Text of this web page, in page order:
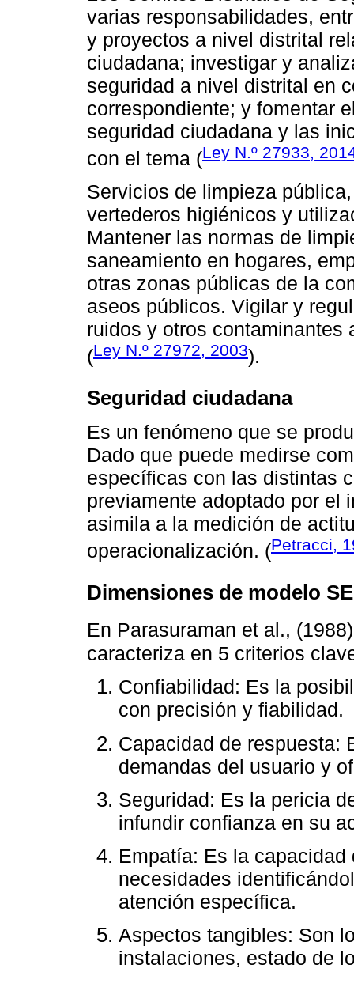
varias responsabilidades,
y proyectos a nivel distrital
ciudadana; investigar y
seguridad a nivel distrital en
correspondiente; y fomentar
seguridad ciudadana y las
con el tema (Ley N.º 27933,
Servicios de limpieza
vertederos higiénicos y
Mantener las normas de
saneamiento en hogares,
otras zonas públicas de la
aseos públicos. Vigilar y
ruidos y otros contaminantes
(Ley N.º 27972, 2003).
Seguridad ciudadana
Es un fenómeno que se
Dado que puede medirse
específicas con las distintas
previamente adoptado por el
asimila a la medición de
operacionalización. (Petracci,
Dimensiones de modelo
En Parasuraman et al.,
caracteriza en 5 criterios
Confiabilidad: Es la
con precisión y fiabilidad.
Capacidad de respuesta:
demandas del usuario y
Seguridad: Es la pericia
infundir confianza en su
Empatía: Es la
necesidades
atención específica.
Aspectos tangibles: Son
instalaciones, estado de